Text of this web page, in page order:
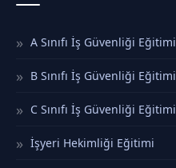
A Sınıfı İş Güvenliği Eğitimi
B Sınıfı İş Güvenliği Eğitimi
C Sınıfı İş Güvenliği Eğitimi
İşyeri Hekimliği Eğitimi